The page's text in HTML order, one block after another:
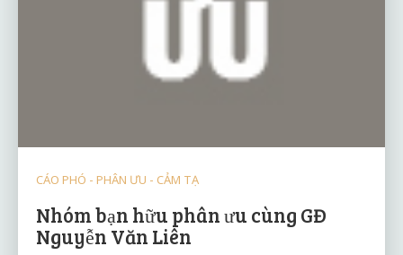
CÁO PHÓ - PHÂN ƯU - CẢM TẠ
Nhóm bạn hữu phân ưu cùng GĐ
Nguyễn Văn Liên